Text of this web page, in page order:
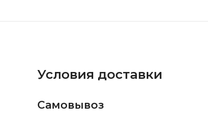
Условия доставки
Самовывоз